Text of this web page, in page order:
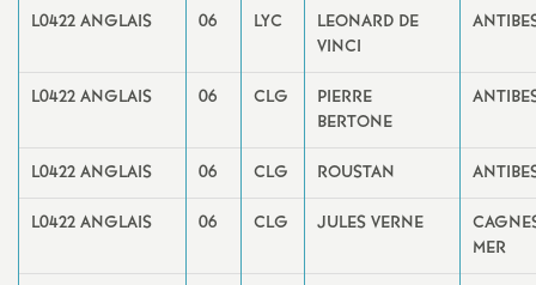
L0422 ANGLAIS 06 LYC
LEONARD DE
VINCI
L0422 ANGLAIS 06 CLG
PIERRE
BERTONE
L0422 ANGLAIS 06 CLG ROUSTAN
L0422 ANGLAIS 06 CLG JULES VERNE
MER